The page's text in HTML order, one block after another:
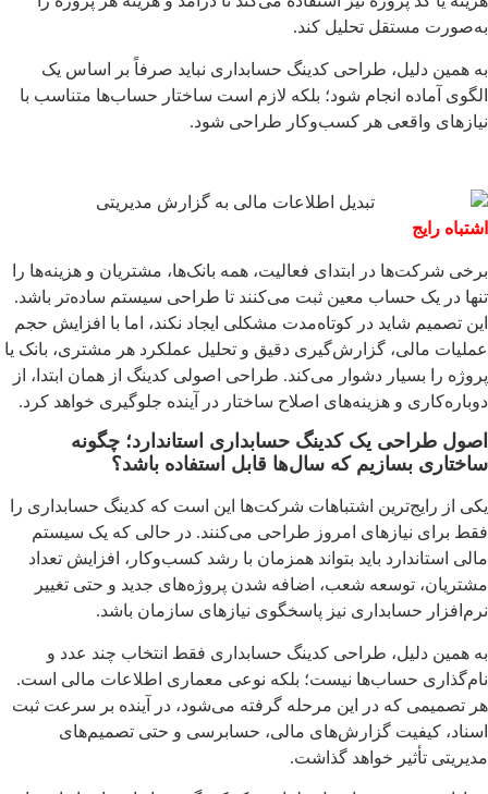
به‌صورت مستقل تحلیل کند.
به همین دلیل، طراحی کدینگ حسابداری نباید صرفاً بر اساس یک
الگوی آماده انجام شود؛ بلکه لازم است ساختار حساب‌ها متناسب با
نیازهای واقعی هر کسب‌وکار طراحی شود.
اشتباه رایج
برخی شرکت‌ها در ابتدای فعالیت، همه بانک‌ها، مشتریان و هزینه‌ها را
تنها در یک حساب معین ثبت می‌کنند تا طراحی سیستم ساده‌تر باشد.
این تصمیم شاید در کوتاه‌مدت مشکلی ایجاد نکند، اما با افزایش حجم
عملیات مالی، گزارش‌گیری دقیق و تحلیل عملکرد هر مشتری، بانک یا
پروژه را بسیار دشوار می‌کند. طراحی اصولی کدینگ از همان ابتدا، از
دوباره‌کاری و هزینه‌های اصلاح ساختار در آینده جلوگیری خواهد کرد.
اصول طراحی یک کدینگ حسابداری استاندارد؛ چگونه
ساختاری بسازیم که سال‌ها قابل استفاده باشد؟
یکی از رایج‌ترین اشتباهات شرکت‌ها این است که کدینگ حسابداری را
فقط برای نیازهای امروز طراحی می‌کنند. در حالی که یک سیستم
مالی استاندارد باید بتواند همزمان با رشد کسب‌وکار، افزایش تعداد
مشتریان، توسعه شعب، اضافه شدن پروژه‌های جدید و حتی تغییر
نرم‌افزار حسابداری نیز پاسخگوی نیازهای سازمان باشد.
به همین دلیل، طراحی کدینگ حسابداری فقط انتخاب چند عدد و
نام‌گذاری حساب‌ها نیست؛ بلکه نوعی معماری اطلاعات مالی است.
هر تصمیمی که در این مرحله گرفته می‌شود، در آینده بر سرعت ثبت
اسناد، کیفیت گزارش‌های مالی، حسابرسی و حتی تصمیم‌های
مدیریتی تأثیر خواهد گذاشت.